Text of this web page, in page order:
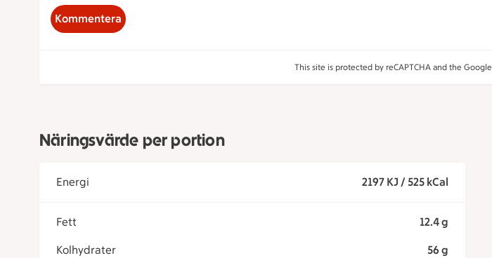
Kommentera
This site is protected by reCAPTCHA and the Google
Näringsvärde per portion
Energi 2197 KJ / 525 kCal
Fett 12.4 g
Kolhydrater 56 g